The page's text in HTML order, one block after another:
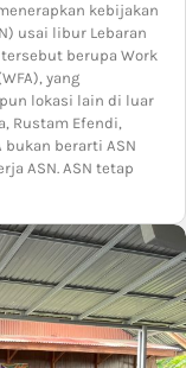
kebijakan
usai libur Lebaran
berupa Work
yang
lokasi lain di luar
Rustam Efendi,
bukan berarti ASN
ASN. ASN tetap